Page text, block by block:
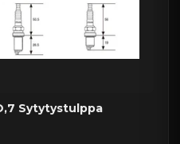
Sytytystulppa